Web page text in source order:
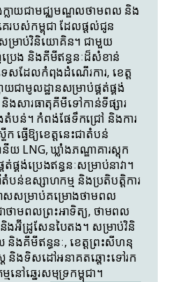
លាយជាមជ្ឈមណ្ឌលថាមពល និង
របស់កម្ពុជា ដែលផ្តល់ជូន
ម្រាប់វិនិយោគិន។ ជាមួយ
រេង និងគីមីឥន្ធនៈដ៏សំខាន់
សដែលកំពុងដំណើរការ, ខេត្ត
យជាមូលដ្ឋានសម្រាប់ផ្គត់ផ្គង់
និងសារធាតុគីមីទៅកាន់ទីផ្សារ
តំបន់។ កំពង់ផែទឹកជ្រៅ និងការ
ធ្វើឱ្យខេត្តនេះជាតំបន់
LNG, ឃ្លាំងភណ្ឌាគារស្តុក
ត់ផ្គង់ប្រេងឥន្ធនៈសម្រាប់នាវា។
បន់ឧស្សាហកម្ម និងប្រតិបត្តិការ
សសម្រាប់គម្រោងថាមពល
ាមពលព្រះអាទិត្យ, ថាមពល
ងអ៊ីដ្រូសែនបៃតង។ សម្រាប់វិនិ
ងគីមីឥន្ធនៈ, ខេត្តព្រះសីហនុ
រ និងទិសដៅអនាគតឆ្ពោះទៅរក
នៅឆ្នេរសមុទ្រកម្ពុជា។